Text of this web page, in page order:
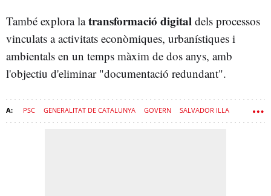
També explora latransformació digital dels processos
vinculats a activitats econòmiques, urbanístiques i
ambientals en un temps màxim de dos anys, amb
l'objectiu d'eliminar "documentació redundant".
PSC GENERALITAT DE CATALUNYA GOVERN SALVADOR ILLA